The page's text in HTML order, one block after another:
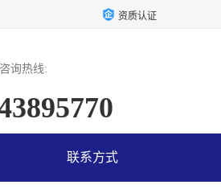
资质认证
询热线:
联系方式